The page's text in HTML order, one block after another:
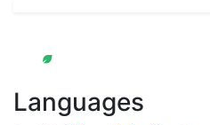
Languages